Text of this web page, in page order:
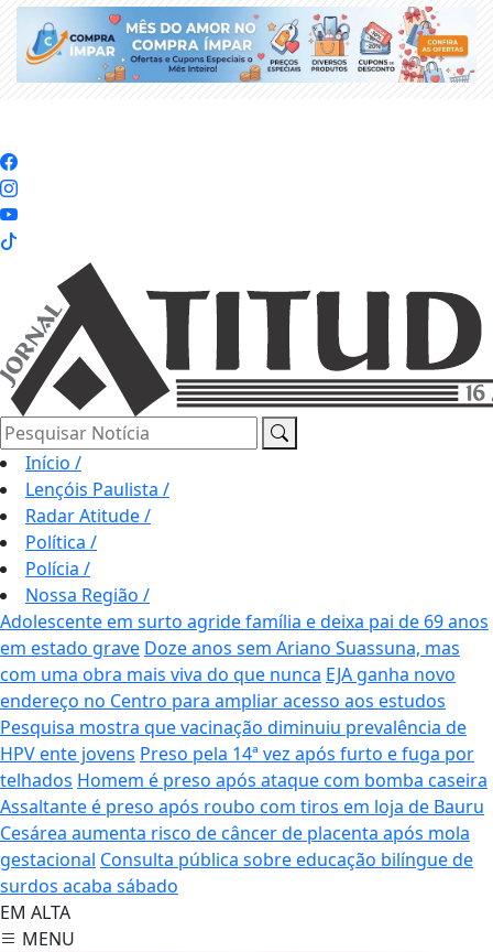
Pesquisar Notícia
Início /
Lençóis Paulista /
Radar Atitude/
Política /
Polícia /
Nossa Região /
Adolescente em surto agride família e deixa pai de 69 anos
em estado grave Doze anos sem Ariano Suassuna, mas
com uma obra mais viva do que nunca EJA ganha novo
endereço no Centro para ampliar acesso aos estudos
Pesquisa mostra que vacinação diminuiu prevalência de
HPV ente jovens Preso pela 14ª vez após furto e fuga por
telhados Homem é preso após ataque com bomba caseira
Assaltante é preso após roubo com tiros em loja de Bauru
Cesárea aumenta risco de câncer de placenta após mola
gestacional Consulta pública sobre educação bilíngue de
surdos acaba sábado
EM ALTA
MENU